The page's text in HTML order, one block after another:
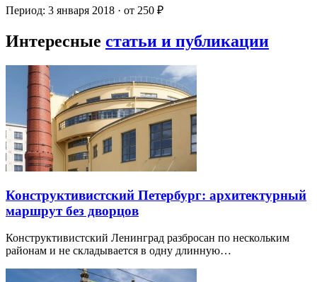
Период: 3 января 2018 · от 250 ₽
Интересные статьи и публикации
Конструктивистский Петербург: архитектурный
маршрут без дворцов
Конструктивистский Ленинград разбросан по нескольким
районам и не складывается в одну длинную…